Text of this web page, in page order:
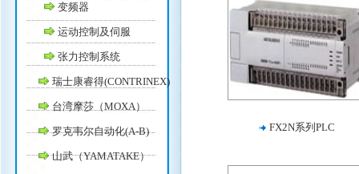
变频器
运动控制及伺服
张力控制系统
瑞士康睿得(CONTRINEX)
台湾摩莎（MOXA）
罗克韦尔自动化(A-B)
山武（YAMATAKE）
FX2N系列PLC